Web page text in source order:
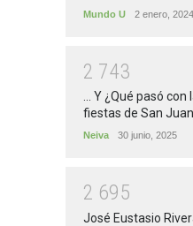
Mundo U 2 enero, 2024
2 743
... Y ¿Qué pasó
fiestas de San
Neiva 30 junio, 2025
2 695
José Eustasio